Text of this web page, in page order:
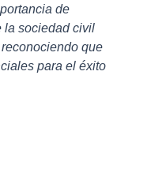
de
la sociedad civil
que
para el éxito